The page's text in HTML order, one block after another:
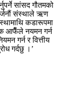
सांसद गौतमको
संस्थाले ऋण
कडारूपमा
बैंक आफैँले नयमन गर्न
गर्न र वित्तीय
गर्दछु ।’